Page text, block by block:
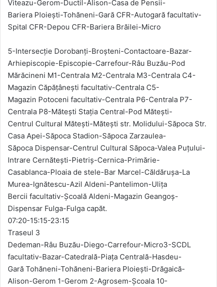
Viteazu-Gerom-Ductil-Alison-Casa de Pensii-
Bariera Ploiești-Tohăneni-Gară CFR-Autogară facultativ-
Spital CFR-Depou CFR-Bariera Brăilei-Micro
5-Intersecție Dorobanți-Broșteni-Contactoare-Bazar-
Arhiepiscopie-Episcopie-Carrefour-Râu Buzău-Pod
Mărăcineni M1-Centrala M2-Centrala M3-Centrala C4-
Magazin Căpățânești facultativ-Centrala C5-
Magazin Potoceni facultativ-Centrala P6-Centrala P7-
Centrala P8-Mătești Stația Central-Pod Mătești-
Centrul Cultural Mătești-Mătești str. Molidului-Săpoca Str.
Casa Apei-Săpoca Stadion-Săpoca Zarzaulea-
Săpoca Dispensar-Centrul Cultural Săpoca-Valea Puțului-
Intrare Cernătești-Pietriș-Cernica-Primărie-
Casablanca-Ploaia de stele-Bar Marcel-Căldărușa-La
Murea-Ignătescu-Azil Aldeni-Pantelimon-Ulița
Bercii facultativ-Școală Aldeni-Magazin Geangoș-
Dispensar Fulga-Fulga capăt.
07:20-15:15-23:15
Traseul 3
Dedeman-Râu Buzău-Diego-Carrefour-Micro3-SCDL
facultativ-Bazar-Catedrală-Piața Centrală-Hasdeu-
Gară Tohăneni-Tohăneni-Bariera Ploiești-Drăgaică-
Alison-Gerom 1-Gerom 2-Agrosem-Școala 10-